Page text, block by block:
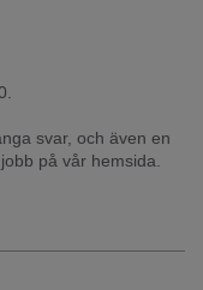
svar, och även en
på vår hemsida.